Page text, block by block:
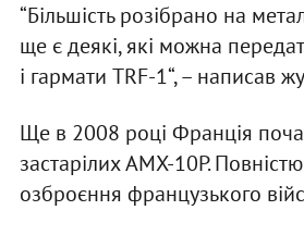
“Більшість розібрано на
ще є деякі, які можна
і гармати TRF-1“, – написав
Ще в 2008 році Франція
застарілих AMX-10P.
озброєння французького